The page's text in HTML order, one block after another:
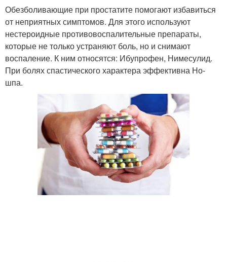
Обезболивающие при простатите помогают избавиться
от неприятных симптомов. Для этого используют
нестероидные противовоспалительные препараты,
которые не только устраняют боль, но и снимают
воспаление. К ним относятся: Ибупрофен, Нимесулид.
При болях спастического характера эффективна Но-
шпа.